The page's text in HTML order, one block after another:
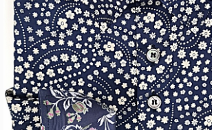
NUMÉROLOGIE
CHEMISE
99,00€